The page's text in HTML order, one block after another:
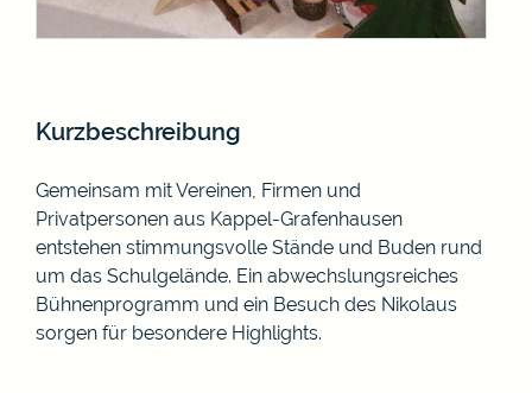
Kurzbeschreibung
Gemeinsam mit Vereinen, Firmen und
Privatpersonen aus Kappel-Grafenhausen
entstehen stimmungsvolle Stände und Buden rund
um das Schulgelände. Ein abwechslungsreiches
Bühnenprogramm und ein Besuch des Nikolaus
sorgen für besondere Highlights.